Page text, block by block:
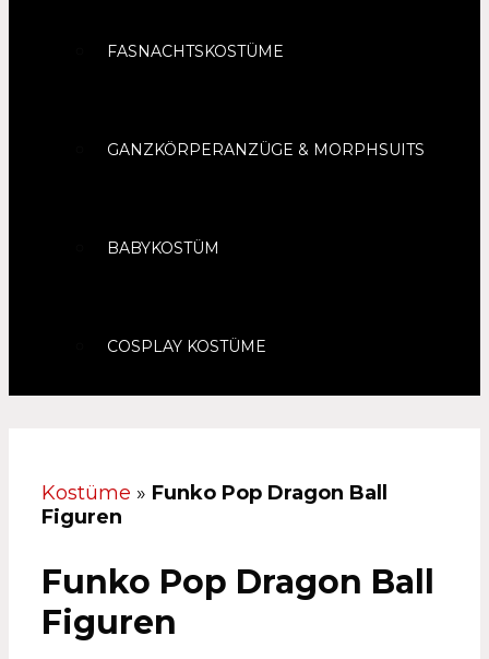
FASNACHTSKOSTÜME
GANZKÖRPERANZÜGE & MORPHSUITS
BABYKOSTÜM
COSPLAY KOSTÜME
Kostüme » Funko Pop Dragon Ball
Figuren
Funko Pop Dragon Ball
Figuren